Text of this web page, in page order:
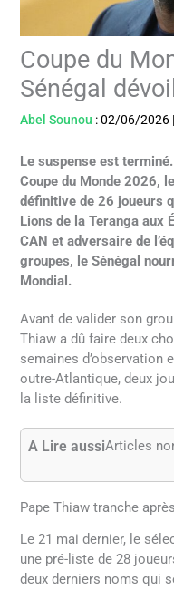
Coupe du
Sénégal
Abel Sounou :02/06/2026
Le suspense est
Coupe du Monde 2026,
définitive de 26 joueurs
Lions de la Teranga aux
CAN et adversaire de
groupes, le Sénégal
Mondial.
Avant de valider son
Thiaw a dû faire deux
semaines d’observation
outre-Atlantique, deux
la liste définitive.
A Lire aussiArticles
Pape Thiaw tranche
Le 21 mai dernier, le
une pré-liste de 28
deux derniers noms qui